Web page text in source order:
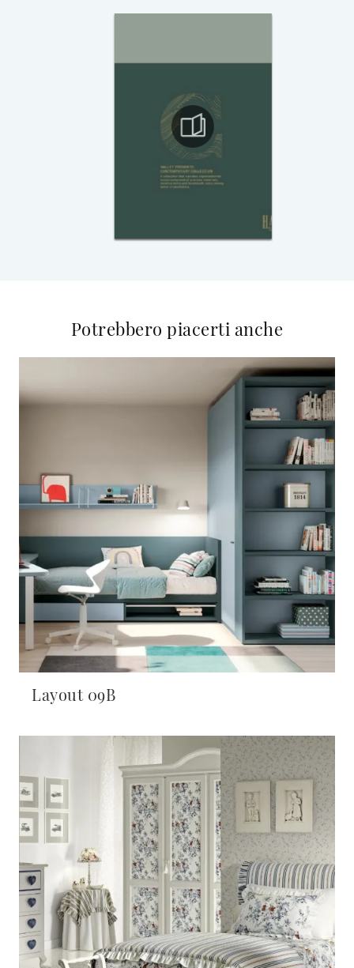
Potrebbero piacerti anche
Layout 09B